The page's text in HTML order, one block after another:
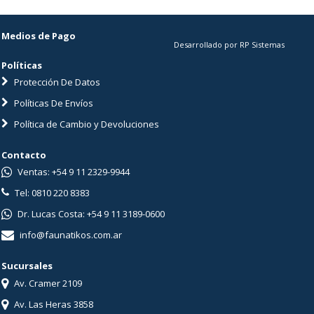
Medios de Pago
Políticas
Protección De Datos
Políticas De Envíos
Política de Cambio y Devoluciones
Desarrollado por RP Sistemas
Contacto
Ventas: +54 9 11 2329-9944
Tel: 0810 220 8383
Dr. Lucas Costa: +54 9 11 3189-0600
info@faunatikos.com.ar
Sucursales
Av. Cramer 2109
Av. Las Heras 3858